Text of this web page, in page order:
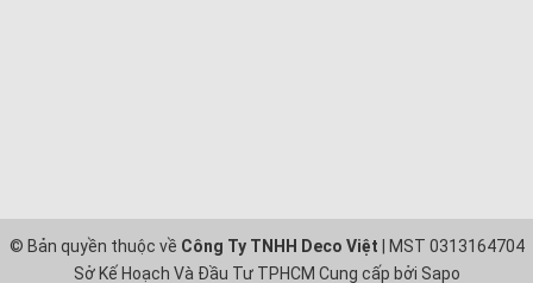
© Bản quyền thuộc về Công Ty TNHH Deco Việt | MST 0313164704
Sở Kế Hoạch Và Đầu Tư TPHCM Cung cấp bởi Sapo